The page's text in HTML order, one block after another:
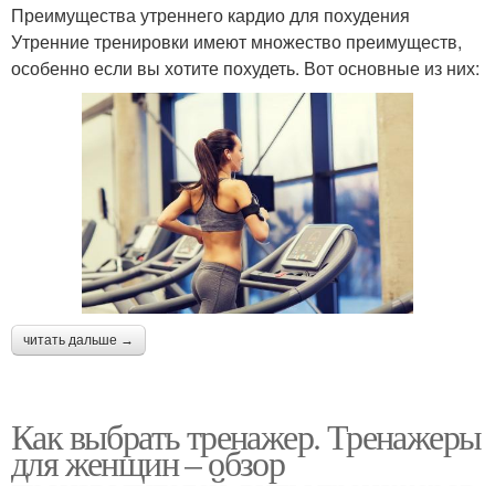
Преимущества утреннего кардио для похудения
Утренние тренировки имеют множество преимуществ,
особенно если вы хотите похудеть. Вот основные из них:
читать дальше →
Как выбрать тренажер. Тренажеры
для женщин – обзор